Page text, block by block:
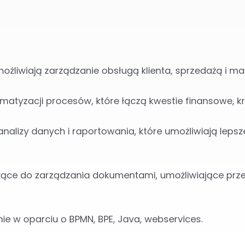
zarządzanie obsługą klienta, sprzedażą i
procesów, które łączą kwestie finansowe,
danych i raportowania, które umożliwiają
do zarządzania dokumentami, umożliwiające
w oparciu o BPMN, BPE, Java, webservices.